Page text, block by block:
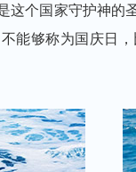
这个国家守护神
能够称为国庆日